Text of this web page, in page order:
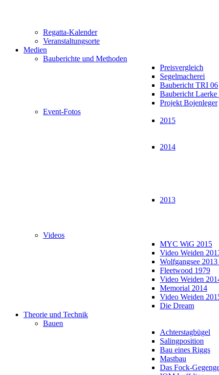
Regatta-Kalender
Veranstaltungsorte
Medien
Bauberichte und Methoden
Preisvergleich
Segelmacherei
Baubericht TRI 06
Baubericht
Projekt Bojenleger
Event-Fotos
2015
2014
2013
Videos
MYC WiG 2015
Video Weiden
Wolfgangsee
Fleetwood 1979
Video Weiden
Memorial 2014
Video Weiden
Die Dream
Theorie und Technik
Bauen
Achterstagbügel
Salingposition
Bau eines Riggs
Mastbau
Das Fock-